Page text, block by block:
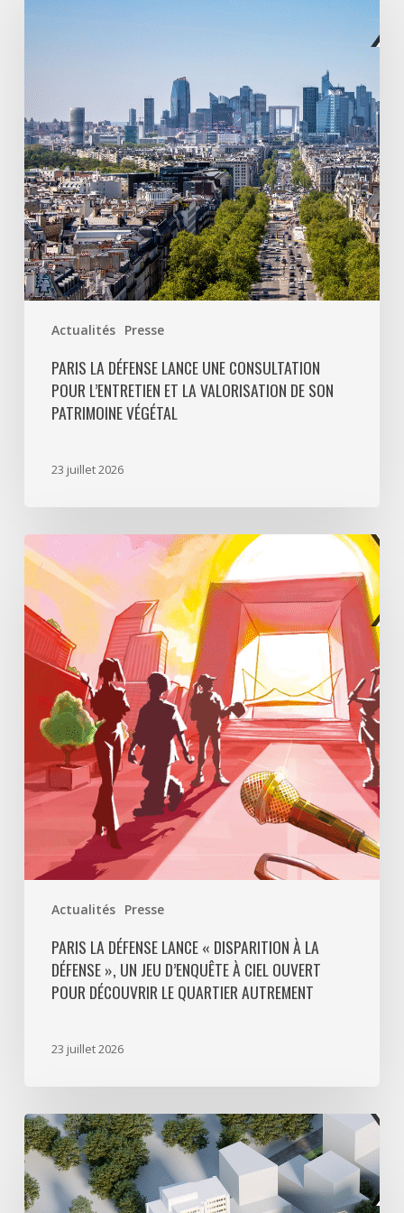
Actualités Presse
Défense
consultation
pour
l’entretien
et
la
valorisation
de
son
patrimoine
végétal
PARIS LA DÉFENSE LANCE UNE CONSULTATION
POUR L’ENTRETIEN ET LA VALORISATION DE SON
PATRIMOINE VÉGÉTAL
23 juillet 2026
Actualités Presse
Paris
La
Défense
lance
«
Disparition
Défense
un
jeu
d’enquête
à
ciel
découvrir
quartier
PARIS LA DÉFENSE LANCE « DISPARITION À LA
DÉFENSE », UN JEU D’ENQUÊTE À CIEL OUVERT
POUR DÉCOUVRIR LE QUARTIER AUTREMENT
23 juillet 2026
Avec
5
actes
signés